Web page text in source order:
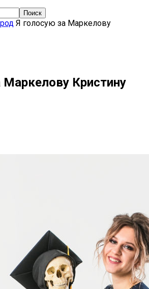
Я голосую за Маркелову
Маркелову Кристину